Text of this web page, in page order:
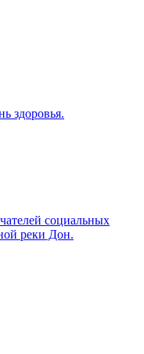
здоровья.
социальных
реки Дон.